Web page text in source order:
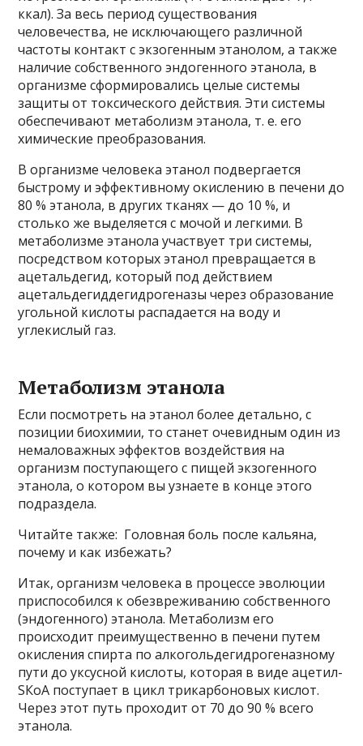
ккал). За весь период существования
человечества, не исключающего различной
частоты контакт с экзогенным этанолом, а также
наличие собственного эндогенного этанола, в
организме сформировались целые системы
защиты от токсического действия. Эти системы
обеспечивают метаболизм этанола, т. е. его
химические преобразования.
В организме человека этанол подвергается
быстрому и эффективному окислению в печени до
80 % этанола, в других тканях — до 10 %, и
столько же выделяется с мочой и легкими. В
метаболизме этанола участвует три системы,
посредством которых этанол превращается в
ацетальдегид, который под действием
ацетальдегиддегидрогеназы через образование
угольной кислоты распадается на воду и
углекислый газ.
Метаболизм этанола
Если посмотреть на этанол более детально, с
позиции биохимии, то станет очевидным один из
немаловажных эффектов воздействия на
организм поступающего с пищей экзогенного
этанола, о котором вы узнаете в конце этого
подраздела.
Читайте также: Головная боль после кальяна,
почему и как избежать?
Итак, организм человека в процессе эволюции
приспособился к обезвреживанию собственного
(эндогенного) этанола. Метаболизм его
происходит преимущественно в печени путем
окисления спирта по алкогольдегидрогеназному
пути до уксусной кислоты, которая в виде ацетил-
SКоА поступает в цикл трикарбоновых кислот.
Через этот путь проходит от 70 до 90 % всего
этанола.